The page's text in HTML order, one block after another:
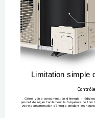
Limitation simple
Gérez votre consommation d’énergie –
permet de régler facilement la fréquence de
votre consommation d’énergie pendant les